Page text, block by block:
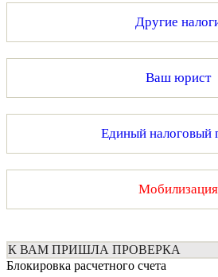
Другие
Ваш юрист
Единый налоговый
Мобилизация
К ВАМ ПРИШЛА ПРОВЕРКА
Блокировка расчетного счета